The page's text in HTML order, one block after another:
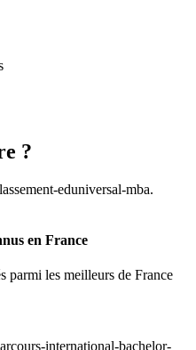
?
en France
les meilleurs de France